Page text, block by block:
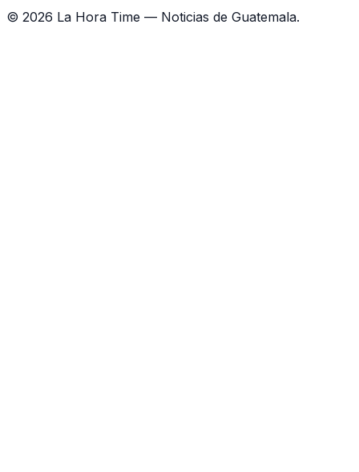
© 2026 La Hora Time — Noticias de Guatemala.